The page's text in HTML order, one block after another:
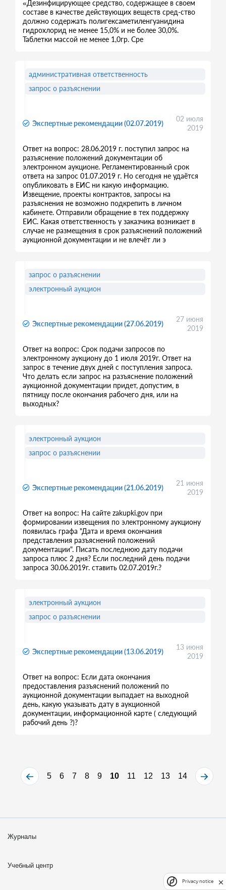
«Дезинфицирующее средство, содержащее в своем
составе в качестве действующих веществ сред-ство
должно содержать полигексаметиленгуанидина
гидрохлорид не менее 15,0% и не более 30,0%.
Таблетки массой не менее 1,0гр. Сре
Экспертные рекомендации (02.07.2019)
02 июля
2019
Ответ на вопрос: 28.06.2019 г. поступил запрос на
разъяснение положений документации об
электронном аукционе. Регламентированный срок
ответа на запрос 01.07.2019 г. Но сегодня не удаётся
опубликовать в ЕИС ни какую информацию.
Извещение, проекты контрактов, запросы на
разъяснения не возможно подкрепить в личном
кабинете. Отправили обращение в тех поддержку
ЕИС. Какая ответственность у заказчика возникает в
случае не размещения в срок разъяснений положений
аукционной документации и не влечёт ли э
административная ответственность
запрос о разъяснении
Экспертные рекомендации (27.06.2019)
27 июня
2019
Ответ на вопрос: Срок подачи запросов по
электронному аукциону до 1 июля 2019г. Ответ на
запрос в течение двух дней с поступления запроса.
Что делать если запрос на разъяснение положений
аукционной документации придет, допустим, в
пятницу после окончания рабочего дня, или на
выходных?
запрос о разъяснении
электронный аукцион
Экспертные рекомендации (21.06.2019)
21 июня
2019
Ответ на вопрос: На сайте zakupki.gov при
формировании извещения по электронному аукциону
появилась графа "Дата и время окончания
представления разъяснений положений
документации". Писать последнюю дату подачи
запроса плюс 2 дня? Если последний день подачи
запроса 30.06.2019г. ставить 02.07.2019г.?
электронный аукцион
запрос о разъяснении
Экспертные рекомендации (13.06.2019)
13 июня
2019
Ответ на вопрос: Если дата окончания
предоставления разъяснений положений по
аукционной документации выпадает на выходной
день, какую указывать дату в аукционной
документации, информационной карте ( следующий
рабочий день ?)?
электронный аукцион
запрос о разъяснении
5 6 7 8 9 10 11 12 13 14
Журналы
Учебный центр
Privacy notice